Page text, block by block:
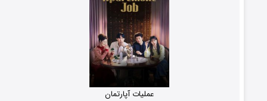
عملیات آپارتمان